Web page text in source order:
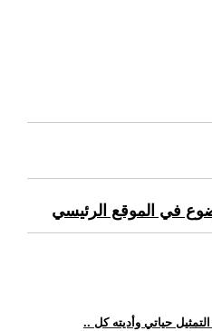
في الموقع الرئيسي
حياتي وأديته كل